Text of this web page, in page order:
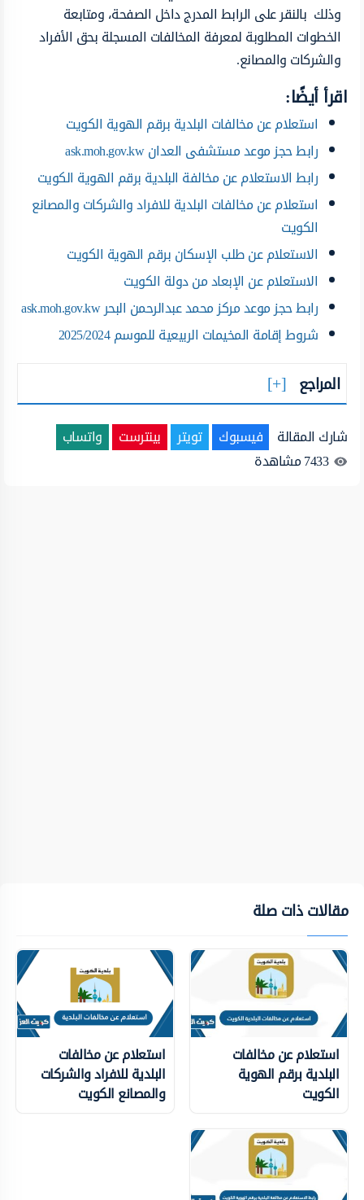
وذلك بالنقر على الرابط المدرج داخل الصفحة، ومتابعة
الخطوات المطلوبة لمعرفة المخالفات المسجلة بحق الأفراد
والشركات والمصانع.
اقرأ أيضًا:
استعلام عن مخالفات البلدية برقم الهوية الكويت
رابط حجز موعد مستشفى العدان ask.moh.gov.kw
رابط الاستعلام عن مخالفة البلدية برقم الهوية الكويت
استعلام عن مخالفات البلدية للافراد والشركات والمصانع
الكويت
الاستعلام عن طلب الإسكان برقم الهوية الكويت
الاستعلام عن الإبعاد من دولة الكويت
رابط حجز موعد مركز محمد عبدالرحمن البحر ask.moh.gov.kw
شروط إقامة المخيمات الربيعية للموسم 2025/2024
المراجع
شارك المقالة فيسبوك تويتر بينترست
واتساب
7433مشاهدة
مقالات ذات صلة
استعلام عن مخالفات
البلدية برقم الهوية
الكويت
استعلام عن مخالفات
البلدية للافراد والشركات
والمصانع الكويت